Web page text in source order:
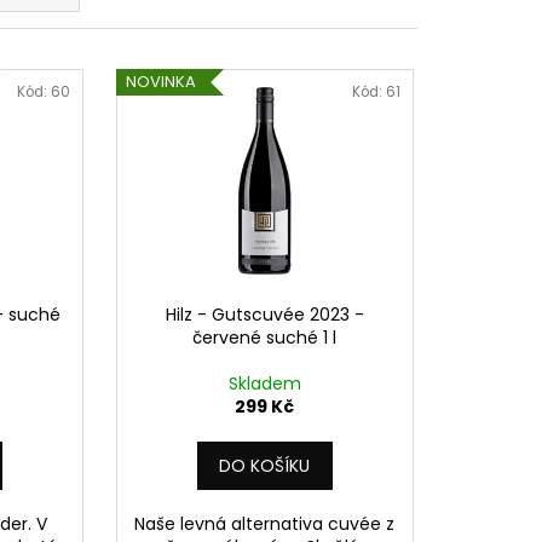
suché
V
Kód: 60 NOVINKA
Hilz - Gutscuvée 2023 -
červené suché 1 l
Skladem
299 Kč
DO KOŠÍKU
Naše levná alternativa cuvée z
Kód: 61
- RULANDSKÉ ŠEDÉ
L